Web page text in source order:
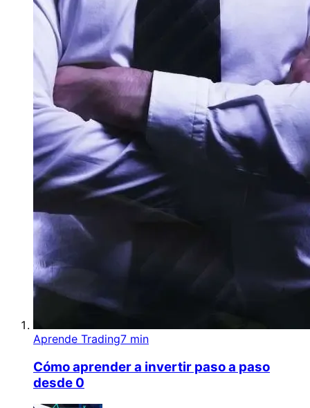
Aprende Trading7 min
Cómo aprender a invertir paso a paso
desde 0